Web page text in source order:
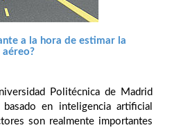
a la hora de estimar la
Politécnica de Madrid
en inteligencia artificial
son realmente importantes